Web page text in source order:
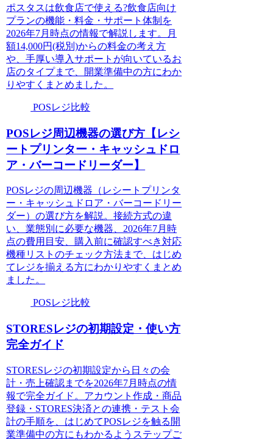
ポスタスは飲食店で使える?飲食店向け
プランの機能・料金・サポート体制を
2026年7月時点の情報で解説します。月
額14,000円(税別)からの料金の考え方
や、手厚い導入サポートが向いているお
店のタイプまで、開業準備中の方にわか
りやすくまとめました。
POSレジ比較
POSレジ周辺機器の選び方【レシ
ートプリンター・キャッシュドロ
ア・バーコードリーダー】
POSレジの周辺機器（レシートプリンタ
ー・キャッシュドロア・バーコードリー
ダー）の選び方を解説。接続方式の違
い、業態別に必要な機器、2026年7月時
点の費用目安、購入前に確認すべき対応
機種リストのチェック方法まで、はじめ
てレジを揃える方にわかりやすくまとめ
ました。
POSレジ比較
STORESレジの初期設定・使い方
完全ガイド
STORESレジの初期設定から日々の会
計・売上確認までを2026年7月時点の情
報で完全ガイド。アカウント作成・商品
登録・STORES決済との連携・テスト会
計の手順を、はじめてPOSレジを触る開
業準備中の方にもわかるようステップご